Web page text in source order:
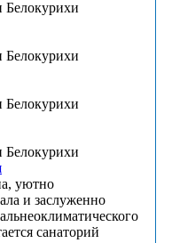
уютно
и заслуженно
санаторий